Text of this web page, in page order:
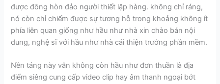
được đông hòn đảo người thiết lập hàng. không chỉ ráng,
nó còn chỉ chiếm được sự tương hỗ trong khoảng không ít
phía liên quan giống như hầu như nhà xin chào bán nội
dung, nghệ sĩ với hầu như nhà cải thiện trưởng phần mềm.
Nền tảng này vẫn không còn hầu như đơn thuần là địa
điểm siêng cung cấp video clip hay âm thanh ngoại bớt